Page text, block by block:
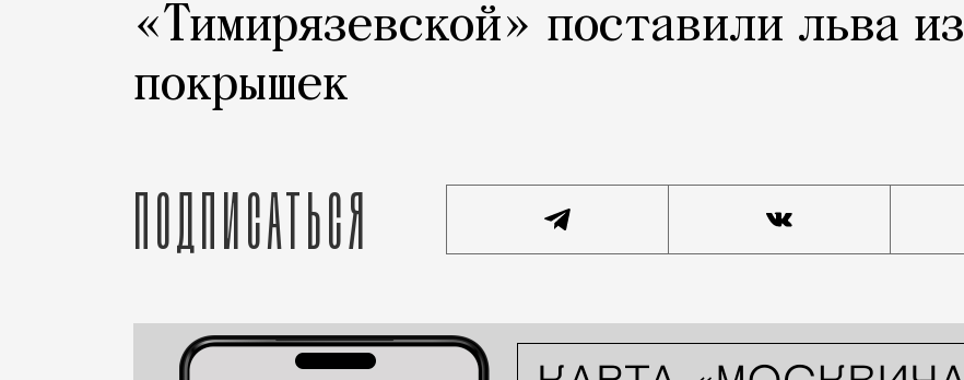
«Тимирязевской» поставили льва из
покрышек
Подписаться